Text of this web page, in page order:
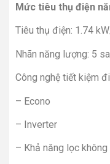
Mức tiêu thụ điện
Tiêu thụ điện: 1.74
Nhãn năng lượng: 5
Công nghệ tiết kiệm
– Econo
– Inverter
– Khả năng lọc không